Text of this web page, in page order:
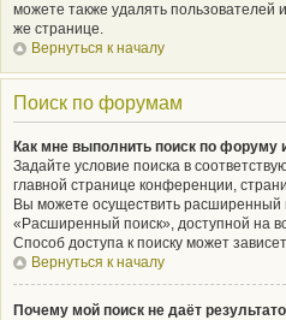
можете также удалять пользователей
же странице.
Вернуться к началу
Поиск по форумам
Как мне выполнить поиск по
Задайте условие поиска в
главной странице конференции,
Вы можете осуществить расширенный
«Расширенный поиск», доступной на
Способ доступа к поиску может
Вернуться к началу
Почему мой поиск не даёт